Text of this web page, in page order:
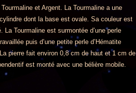
Tourmaline et Argent. La Tourmaline a une
dont la base est ovale. Sa couleur est
La Tourmaline est surmontée d’une perle
puis d’une petite perle d’Hématite
pierre fait environ 0,8 cm de haut et 1 cm de
est monté avec une bélière mobile.